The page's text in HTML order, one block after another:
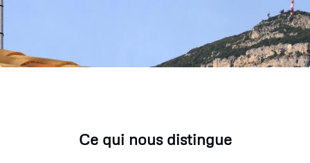
Ce qui nous distingue